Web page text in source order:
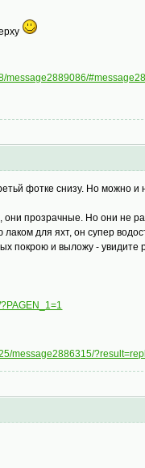
message2889086/
фотке снизу. Но можно и
они прозрачные. Но они не
для яхт, он супер
покрою и выложу - увидите
message2886315/